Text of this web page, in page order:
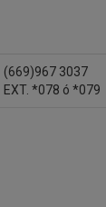
(669)967 3037
EXT. *078 ó *079